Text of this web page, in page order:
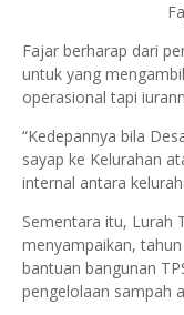
Fajar berharap dari
untuk yang
operasional tapi
“Kedepannya bila
sayap ke Kelurahan
internal antara
Sementara itu, Lurah
menyampaikan,
bantuan bangunan
pengelolaan sampah